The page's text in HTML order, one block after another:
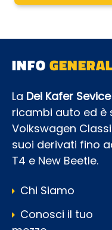
INFO
La Dei Kafer
ricambi auto ed è
Volkswagen
suoi derivati fino
T4 e New Beetle.
Chi Siamo
Conosci il tuo